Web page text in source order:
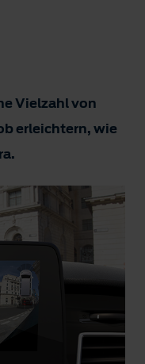
Vielzahl von
erleichtern, wie